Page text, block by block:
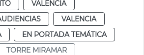
VALENCIA
VALENCIA
EN PORTADA TEMÁTICA
TORRE MIRAMAR